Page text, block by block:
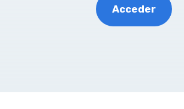
Acceder